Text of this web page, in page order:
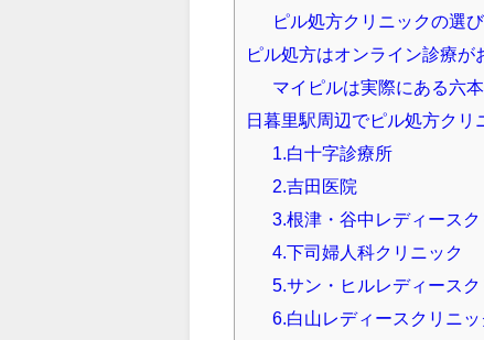
ピル処方クリニックの選
ピル処方はオンライン診療が
マイピルは実際にある六
日暮里駅周辺でピル処方クリ
1.白十字診療所
2.吉田医院
3.根津・谷中レディースク
4.下司婦人科クリニック
5.サン・ヒルレディースク
6.白山レディースクリニッ